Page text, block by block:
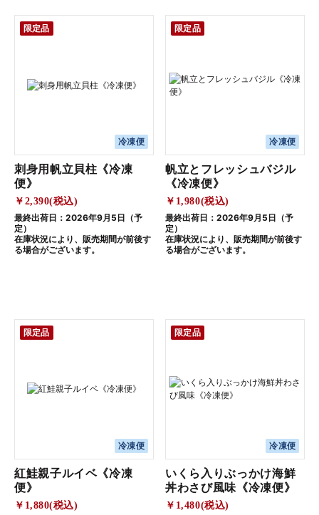
限定品
冷凍便
刺身用帆立貝柱《冷凍
便》
￥2,390(税込)
最終出荷日：2026年9月5日（予
定）
在庫状況により、販売期間が前後す
る場合がございます。
限定品
冷凍便
帆立とフレッシュバジル
《冷凍便》
￥1,980(税込)
最終出荷日：2026年9月5日（予
定）
在庫状況により、販売期間が前後す
る場合がございます。
限定品
冷凍便
紅鮭親子ルイベ《冷凍
便》
￥1,880(税込)
限定品
冷凍便
いくら入りぶっかけ海鮮
丼わさび風味《冷凍便》
￥1,480(税込)